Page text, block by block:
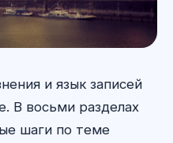
и язык записей
В восьми разделах
шаги по теме